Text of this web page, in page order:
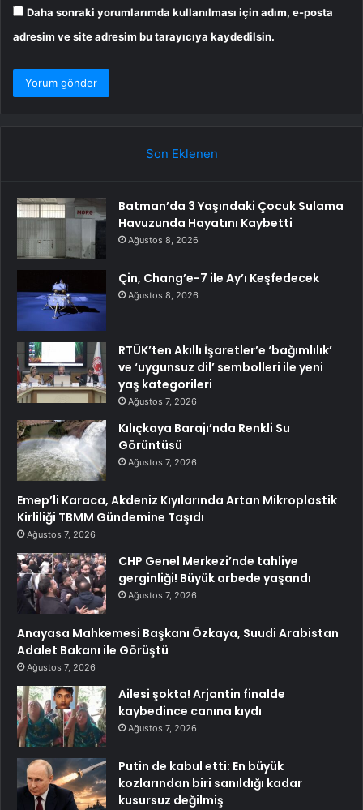
Daha sonraki yorumlarımda kullanılması için adım, e-posta
adresim ve site adresim bu tarayıcıya kaydedilsin.
Son Eklenen
Batman’da 3 Yaşındaki Çocuk Sulama
Havuzunda Hayatını Kaybetti
Ağustos 8, 2026
Çin, Chang’e-7 ile Ay’ı Keşfedecek
Ağustos 8, 2026
RTÜK’ten Akıllı İşaretler’e ‘bağımlılık’
ve ‘uygunsuz dil’ sembolleri ile yeni
yaş kategorileri
Ağustos 7, 2026
Kılıçkaya Barajı’nda Renkli Su
Görüntüsü
Ağustos 7, 2026
Emep’li Karaca, Akdeniz Kıyılarında Artan Mikroplastik
Kirliliği TBMM Gündemine Taşıdı
Ağustos 7, 2026
CHP Genel Merkezi’nde tahliye
gerginliği! Büyük arbede yaşandı
Ağustos 7, 2026
Anayasa Mahkemesi Başkanı Özkaya, Suudi Arabistan
Adalet Bakanı ile Görüştü
Ağustos 7, 2026
Ailesi şokta! Arjantin finalde
kaybedince canına kıydı
Ağustos 7, 2026
Putin de kabul etti: En büyük
kozlarından biri sanıldığı kadar
kusursuz değilmiş